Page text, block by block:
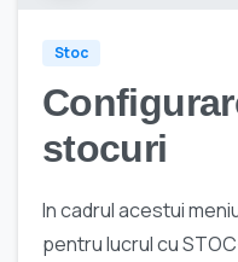
Stoc
stocuri
In cadrul acestui
pentru lucrul cu